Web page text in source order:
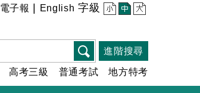
電子報 English 字級 小 中 大
進階搜尋
高考三級 普通考試 地方特考